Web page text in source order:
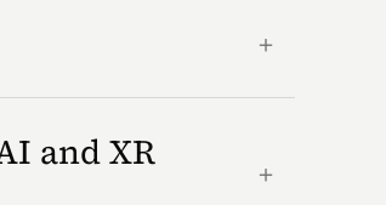
＋
and XR
＋